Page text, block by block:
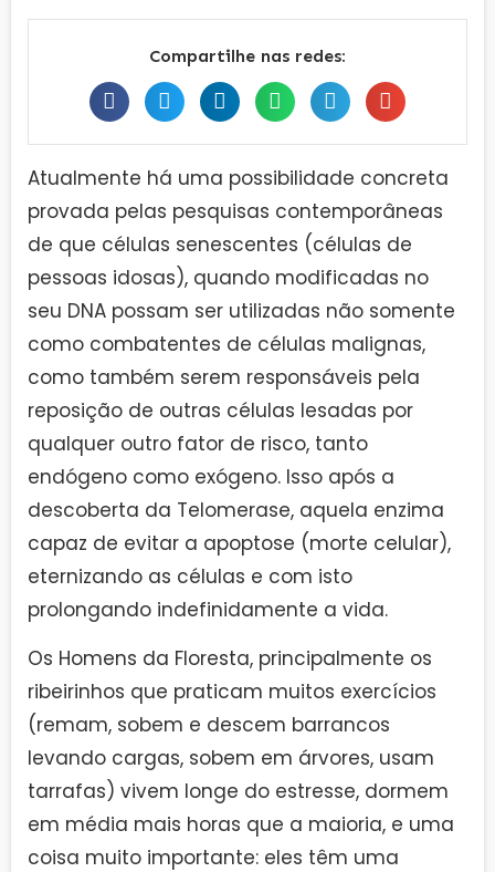
Compartilhe nas redes:
Atualmente há uma possibilidade concreta
provada pelas pesquisas contemporâneas
de que células senescentes (células de
pessoas idosas), quando modificadas no
seu DNA possam ser utilizadas não somente
como combatentes de células malignas,
como também serem responsáveis pela
reposição de outras células lesadas por
qualquer outro fator de risco, tanto
endógeno como exógeno. Isso após a
descoberta da Telomerase, aquela enzima
capaz de evitar a apoptose (morte celular),
eternizando as células e com isto
prolongando indefinidamente a vida.
Os Homens da Floresta, principalmente os
ribeirinhos que praticam muitos exercícios
(remam, sobem e descem barrancos
levando cargas, sobem em árvores, usam
tarrafas) vivem longe do estresse, dormem
em média mais horas que a maioria, e uma
coisa muito importante: eles têm uma